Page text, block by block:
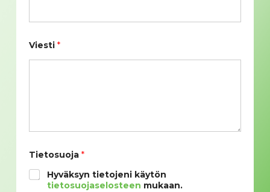
Viesti *
N
m
Tietosuoja *
Hyväksyn tietojeni käytön
tietosuojaselosteen mukaan.